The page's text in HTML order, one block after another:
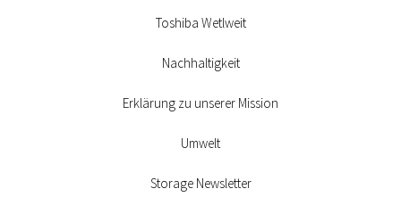
Toshiba Wetlweit
Nachhaltigkeit
Erklärung zu unserer Mission
Umwelt
Storage Newsletter